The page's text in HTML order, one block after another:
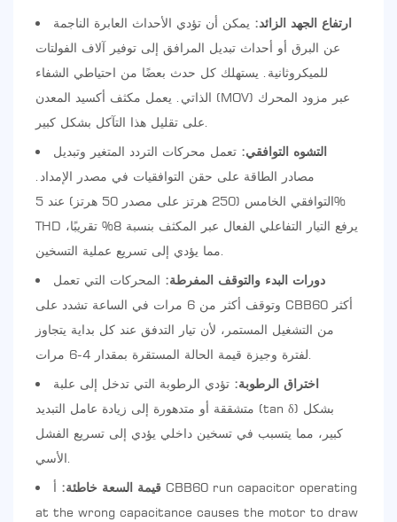
ارتفاع الجهد الزائد: يمكن أن تؤدي الأحداث العابرة الناجمة
عن البرق أو أحداث تبديل المرافق إلى توفير آلاف الفولتات
للميكروثانية. يستهلك كل حدث بعضًا من احتياطي الشفاء
الذاتي. يعمل مكثف أكسيد المعدن (MOV) عبر مزود المحرك
التشوه التوافقي: تعمل محركات التردد المتغير وتبديل
مصادر الطاقة على حقن التوافقيات في مصدر الإمداد.
التوافقي الخامس (250 هرتز على مصدر 50 هرتز) عند 5%
THD يرفع التيار التفاعلي الفعال عبر المكثف بنسبة 8% تقريبًا،
دورات البدء والتوقف المفرطة: المحركات التي تعمل
وتوقف أكثر من 6 مرات في الساعة تشدد على CBB60 أكثر
من التشغيل المستمر، لأن تيار التدفق عند كل بداية يتجاوز
اختراق الرطوبة: تؤدي الرطوبة التي تدخل إلى علبة
متشققة أو متدهورة إلى زيادة عامل التبديد (tan δ) بشكل
كبير، مما يتسبب في تسخين داخلي يؤدي إلى تسريع الفشل
قيمة السعة خاطئة: أ CBB60 run capacitor operating
at the wrong capacitance causes the motor to draw